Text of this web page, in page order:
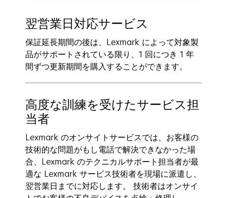
翌営業日対応サービス
保証延長期間の後は、Lexmark によって対象製
品がサポートされている限り、1 回につき 1 年
間ずつ更新期間を購入することができます。
高度な訓練を受けたサービス担
当者
Lexmark のオンサイトサービスでは、お客様の
技術的な問題がもし電話で解決できなかった場
合、Lexmark のテクニカルサポート担当者が最
適な Lexmark サービス技術者を現場に派遣し、
翌営業日までに対応します。 技術者はオンサイ